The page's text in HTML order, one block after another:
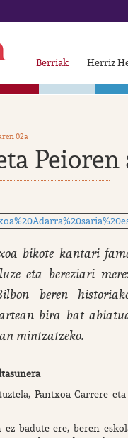
Berriak Herriz
02a
bikote kantari
eta bereziari
beren
bira bat
mintzatzeko.
Pantxoa Carrere
badute ere, beren